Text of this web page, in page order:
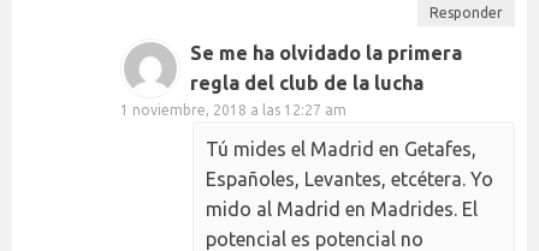
Responder
Se me ha olvidado la primera
regla del club de la lucha
1 noviembre, 2018 a las 12:27 am
Tú mides el Madrid en Getafes,
Españoles, Levantes, etcétera. Yo
mido al Madrid en Madrides. El
potencial es potencial no